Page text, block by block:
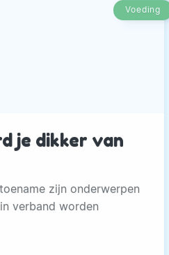
Voeding
je dikker van
zijn onderwerpen
verband worden